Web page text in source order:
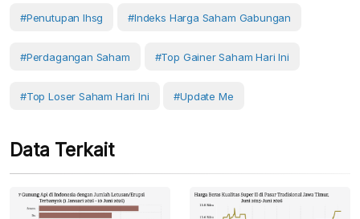
#penutupan Ihsg #Indeks Harga Saham Gabungan
#Perdagangan Saham #top Gainer Saham Hari Ini
#top Loser Saham Hari Ini #Update Me
Data Terkait